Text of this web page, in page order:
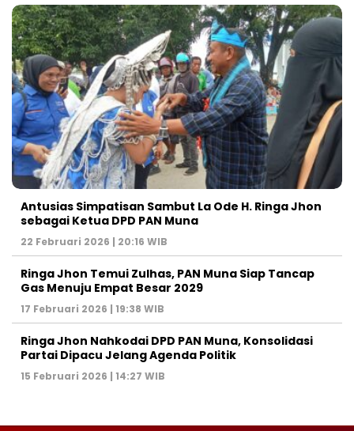
Antusias Simpatisan Sambut La Ode H. Ringa Jhon
sebagai Ketua DPD PAN Muna
22 Februari 2026 | 20:16 WIB
Ringa Jhon Temui Zulhas, PAN Muna Siap Tancap
Gas Menuju Empat Besar 2029
17 Februari 2026 | 19:38 WIB
Ringa Jhon Nahkodai DPD PAN Muna, Konsolidasi
Partai Dipacu Jelang Agenda Politik
15 Februari 2026 | 14:27 WIB